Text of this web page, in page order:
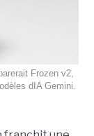
Frozen v2,
dIA Gemini.